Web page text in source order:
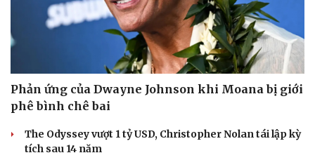
Phản ứng của Dwayne Johnson khi Moana bị giới
phê bình chê bai
The Odyssey vượt 1 tỷ USD, Christopher Nolan tái lập kỳ
tích sau 14 năm